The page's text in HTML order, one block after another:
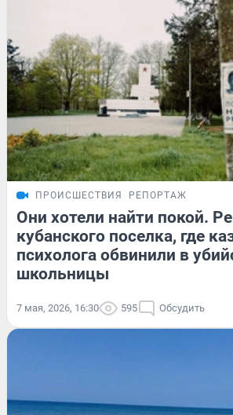
ПРОИСШЕСТВИЯ РЕПОРТАЖ
Они хотели найти покой.
кубанского поселка, где
психолога обвинили в
школьницы
7 мая, 2026, 16:30 595 Обсудить